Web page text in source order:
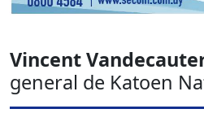
Vincent
general de Katoen